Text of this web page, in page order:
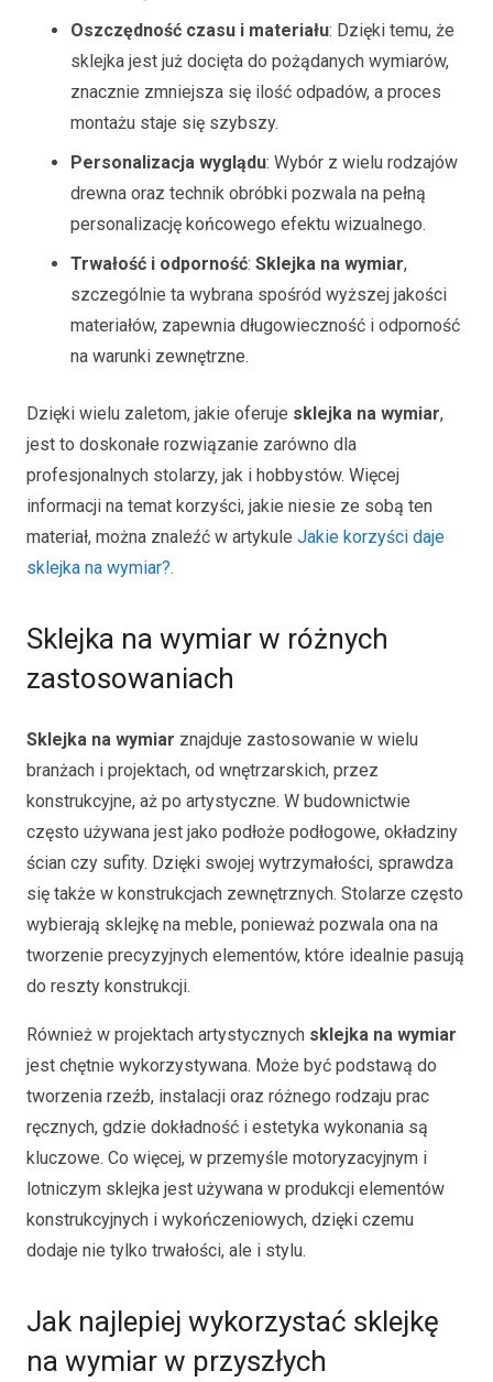
Oszczędność czasu i materiału: Dzięki temu, że
sklejka jest już docięta do pożądanych wymiarów,
znacznie zmniejsza się ilość odpadów, a proces
montażu staje się szybszy.
Personalizacja wyglądu: Wybór z wielu rodzajów
drewna oraz technik obróbki pozwala na pełną
personalizację końcowego efektu wizualnego.
Trwałość i odporność: Sklejka na wymiar,
szczególnie ta wybrana spośród wyższej jakości
materiałów, zapewnia długowieczność i odporność
na warunki zewnętrzne.
Dzięki wielu zaletom, jakie oferuje sklejka na wymiar,
jest to doskonałe rozwiązanie zarówno dla
profesjonalnych stolarzy, jak i hobbystów. Więcej
informacji na temat korzyści, jakie niesie ze sobą ten
materiał, można znaleźć w artykule Jakie korzyści daje
sklejka na wymiar?.
Sklejka na wymiar w różnych
zastosowaniach
Sklejka na wymiar znajduje zastosowanie w wielu
branżach i projektach, od wnętrzarskich, przez
konstrukcyjne, aż po artystyczne. W budownictwie
często używana jest jako podłoże podłogowe, okładziny
ścian czy sufity. Dzięki swojej wytrzymałości, sprawdza
się także w konstrukcjach zewnętrznych. Stolarze często
wybierają sklejkę na meble, ponieważ pozwala ona na
tworzenie precyzyjnych elementów, które idealnie pasują
do reszty konstrukcji.
Również w projektach artystycznych sklejka na wymiar
jest chętnie wykorzystywana. Może być podstawą do
tworzenia rzeźb, instalacji oraz różnego rodzaju prac
ręcznych, gdzie dokładność i estetyka wykonania są
kluczowe. Co więcej, w przemyśle motoryzacyjnym i
lotniczym sklejka jest używana w produkcji elementów
konstrukcyjnych i wykończeniowych, dzięki czemu
dodaje nie tylko trwałości, ale i stylu.
Jak najlepiej wykorzystać sklejkę
na wymiar w przyszłych